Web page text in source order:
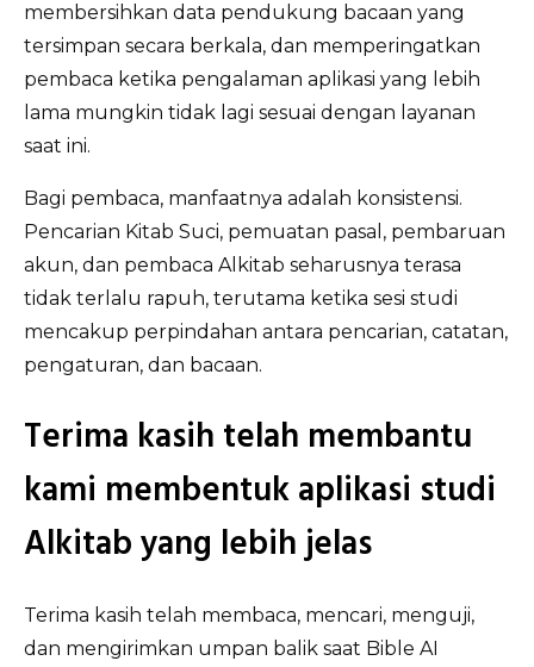
membersihkan data pendukung bacaan yang
tersimpan secara berkala, dan memperingatkan
pembaca ketika pengalaman aplikasi yang lebih
lama mungkin tidak lagi sesuai dengan layanan
saat ini.
Bagi pembaca, manfaatnya adalah konsistensi.
Pencarian Kitab Suci, pemuatan pasal, pembaruan
akun, dan pembaca Alkitab seharusnya terasa
tidak terlalu rapuh, terutama ketika sesi studi
mencakup perpindahan antara pencarian, catatan,
pengaturan, dan bacaan.
Terima kasih telah membantu
kami membentuk aplikasi studi
Alkitab yang lebih jelas
Terima kasih telah membaca, mencari, menguji,
dan mengirimkan umpan balik saat Bible AI